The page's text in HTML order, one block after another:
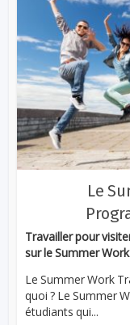
Le
Travailler pour
sur le Summer
Le Summer Work
quoi ? Le Summer
étudiants qui...